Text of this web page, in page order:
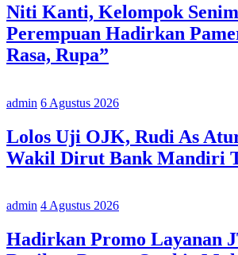
Niti Kanti, Kelompok
Perempuan Hadirkan
Rasa, Rupa”
admin 6 Agustus 2026
Lolos Uji OJK, Rudi As
Wakil Dirut Bank Mandiri
admin 4 Agustus 2026
Hadirkan Promo Layanan